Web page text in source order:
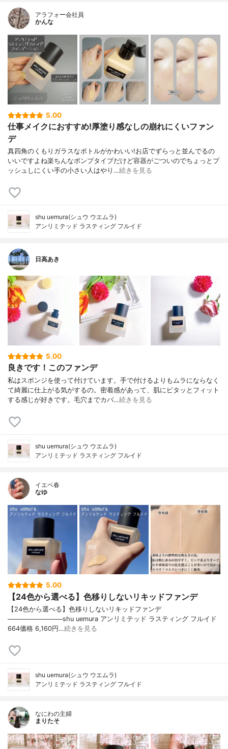
アラフォー会社員
かんな
5.00
仕事メイクにおすすめ!厚塗り感なしの崩れにくいファン
デ
真四角のくもりガラスなボトルがかわいい!お店でずらっと並んでるの
いいですよね楽ちんなポンプタイプだけど容器がごついのでちょっとプ
ッシュしにくい手の小さい人はやり…続きを見る
shu uemura(シュウ ウエムラ)
アンリミテッド ラスティング フルイド
日高あき
5.00
良きです！このファンデ
私はスポンジを使って付けています。手で付けるよりもムラにならなく
て綺麗に仕上がる気がするの。密着感があって、肌にピタッとフィット
する感じが好きです。毛穴までカバ…続きを見る
shu uemura(シュウ ウエムラ)
アンリミテッド ラスティング フルイド
イエベ春
なゆ
5.00
【24色から選べる】色移りしないリキッドファンデ
【24色から選べる】色移りしないリキッドファンデ
────────────shu uemura アンリミテッド ラスティング フルイド
664価格 6,160円…続きを見る
shu uemura(シュウ ウエムラ)
アンリミテッド ラスティング フルイド
なにわの主婦
まりたそ